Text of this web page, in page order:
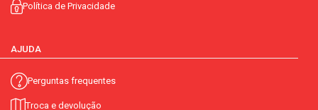
Política de Privacidade
AJUDA
Perguntas frequentes
Troca e devolução